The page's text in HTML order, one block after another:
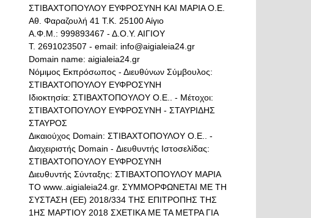
ΣΤΙΒΑΧΤΟΠΟΥΛΟΥ ΕΥΦΡΟΣΥΝΗ ΚΑΙ ΜΑΡΙΑ Ο.Ε.
Αθ. Φαραζουλή 41 Τ.Κ. 25100 Αίγιο
Α.Φ.Μ.: 999893467 - Δ.Ο.Υ. ΑΙΓΙΟΥ
Τ. 2691023507 - email: info@aigialeia24.gr
Domain name: aigialeia24.gr
Νόμιμος Εκπρόσωπος - Διευθύνων Σύμβουλος:
ΣΤΙΒΑΧΤΟΠΟΥΛΟΥ ΕΥΦΡΟΣΥΝΗ
Ιδιοκτησία: ΣΤΙΒΑΧΤΟΠΟΥΛΟΥ Ο.Ε.. - Μέτοχοι:
ΣΤΙΒΑΧΤΟΠΟΥΛΟΥ ΕΥΦΡΟΣΥΝΗ - ΣΤΑΥΡΙΔΗΣ
ΣΤΑΥΡΟΣ
Δικαιούχος Domain: ΣΤΙΒΑΧΤΟΠΟΥΛΟΥ Ο.Ε.. -
Διαχειριστής Domain - Διευθυντής Ιστοσελίδας:
ΣΤΙΒΑΧΤΟΠΟΥΛΟΥ ΕΥΦΡΟΣΥΝΗ
Διευθυντής Σύνταξης: ΣΤΙΒΑΧΤΟΠΟΥΛΟΥ ΜΑΡΙΑ
ΤΟ www..aigialeia24.gr. ΣΥΜΜΟΡΦΩΝΕΤΑΙ ΜΕ ΤΗ
ΣΥΣΤΑΣΗ (ΕΕ) 2018/334 ΤΗΣ ΕΠΙΤΡΟΠΗΣ ΤΗΣ
1ΗΣ ΜΑΡΤΙΟΥ 2018 ΣΧΕΤΙΚΑ ΜΕ ΤΑ ΜΕΤΡΑ ΓΙΑ